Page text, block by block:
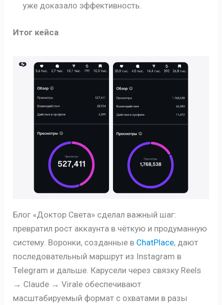
уже доказало эффективность.
Итог кейса
Блог «Доктор Света» сделал важный шаг:
превратил рост аккаунта в чёткую и продуманную
систему. Воронки, созданные в ChatPlace, дают
последовательный маршрут из Instagram в
Telegram и дальше. Карусели через связку Reels
→ Claude → Virale обеспечивают
масштабируемый формат с охватами в разы